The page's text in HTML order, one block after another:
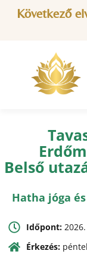
Következő
Belső
Hatha jóga
Időpont:
Érkezés: